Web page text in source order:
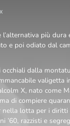
più dura
e poi odiato dal
dalla
valigetta
X, nato come
di compiere
nella lotta per i diritti
’60, razzisti e